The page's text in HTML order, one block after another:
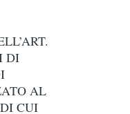
DI
AL
CUI